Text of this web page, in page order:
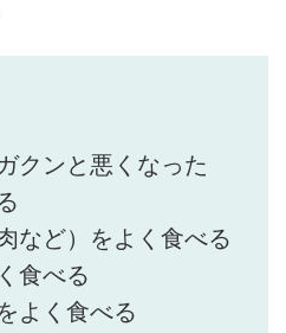
クンと悪くなった
ど）をよく食べる
食べる
よく食べる